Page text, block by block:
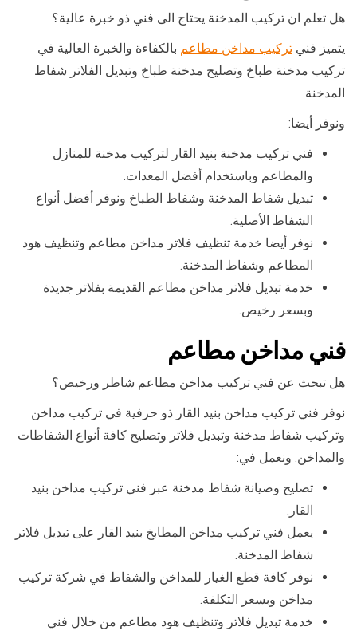
هل تعلم ان تركيب المدخنة يحتاج الى فني ذو خبرة عالية؟
يتميز فني تركيب مداخن مطاعم بالكفاءة والخبرة العالية في
تركيب مدخنة طباخ وتصليح مدخنة طباخ وتبديل الفلاتر شفاط
المدخنة.
ونوفر أيضا:
فني تركيب مدخنة بنيد القار لتركيب مدخنة للمنازل
والمطاعم وباستخدام أفضل المعدات.
تبديل شفاط المدخنة وشفاط الطباخ ونوفر أفضل أنواع
الشفاط الأصلية.
نوفر أيضا خدمة تنظيف فلاتر مداخن مطاعم وتنظيف هود
المطاعم وشفاط المدخنة.
خدمة تبديل فلاتر مداخن مطاعم القديمة بفلاتر جديدة
وبسعر رخيص.
فني مداخن مطاعم
هل تبحث عن فني تركيب مداخن مطاعم شاطر ورخيص؟
نوفر فني تركيب مداخن بنيد القار ذو حرفية في تركيب مداخن
وتركيب شفاط مدخنة وتبديل فلاتر وتصليح كافة أنواع الشفاطات
والمداخن. ونعمل في:
تصليح وصيانة شفاط مدخنة عبر فني تركيب مداخن بنيد
القار.
يعمل فني تركيب مداخن المطابخ بنيد القار على تبديل فلاتر
شفاط المدخنة.
نوفر كافة قطع الغيار للمداخن والشفاط في شركة تركيب
مداخن وبسعر التكلفة.
خدمة تبديل فلاتر وتنظيف هود مطاعم من خلال فني